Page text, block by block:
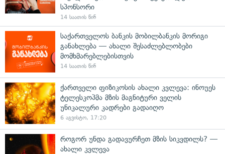
სპონსორი
14 საათის წინ
საქართველოს ბანკის მობილბანკის მორიგი
განახლება — ახალი შესაძლებლობები
მომხმარებლებისთვის
14 საათის წინ
ქართველი ფიზიკოსის ახალი კვლევა: ინოუეს
ტელესკოპმა მზის მაგნიტური ველის
უნიკალური კადრები გადაიღო
6 აგვისტო, 17:20
როგორ უნდა გადავურჩეთ მზის სიკვდილს? —
ახალი კვლევა